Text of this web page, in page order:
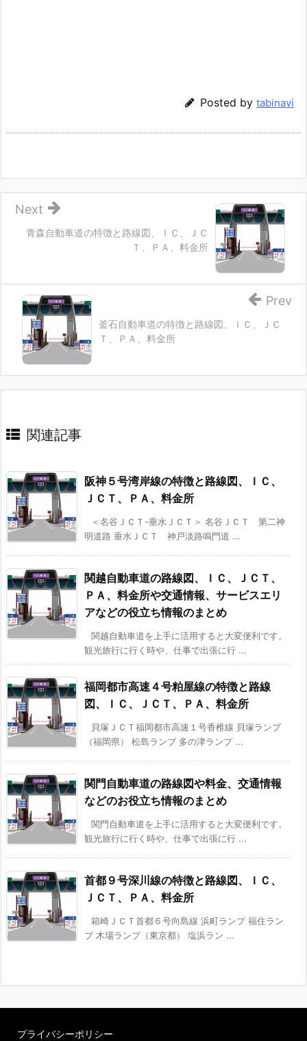
Posted by tabinavi
青森自動車道の特徴と路線図、ＩＣ、ＪＣ
Ｔ、ＰＡ、料金所
Next
釜石自動車道の特徴と路線図、ＩＣ、ＪＣ
Ｔ、ＰＡ、料金所
Prev
関連記事
阪神５号湾岸線の特徴と路線図、ＩＣ、
ＪＣＴ、ＰＡ、料金所
＜名谷ＪＣＴ-垂水ＪＣＴ＞ 名谷ＪＣＴ 第二神
明道路 垂水ＪＣＴ 神戸淡路鳴門道 ...
関越自動車道の路線図、ＩＣ、ＪＣＴ、
ＰＡ、料金所や交通情報、サービスエリ
アなどの役立ち情報のまとめ
関越自動車道を上手に活用すると大変便利です。
観光旅行に行く時や、仕事で出張に行 ...
福岡都市高速４号粕屋線の特徴と路線
図、ＩＣ、ＪＣＴ、ＰＡ、料金所
貝塚ＪＣＴ福岡都市高速１号香椎線 貝塚ランプ
（福岡県） 松島ランプ 多の津ランプ ...
関門自動車道の路線図や料金、交通情報
などのお役立ち情報のまとめ
関門自動車道を上手に活用すると大変便利です。
観光旅行に行く時や、仕事で出張に行 ...
首都９号深川線の特徴と路線図、ＩＣ、
ＪＣＴ、ＰＡ、料金所
箱崎ＪＣＴ首都６号向島線 浜町ランプ 福住ラン
プ 木場ランプ（東京都） 塩浜ラン ...
プライバシーポリシー